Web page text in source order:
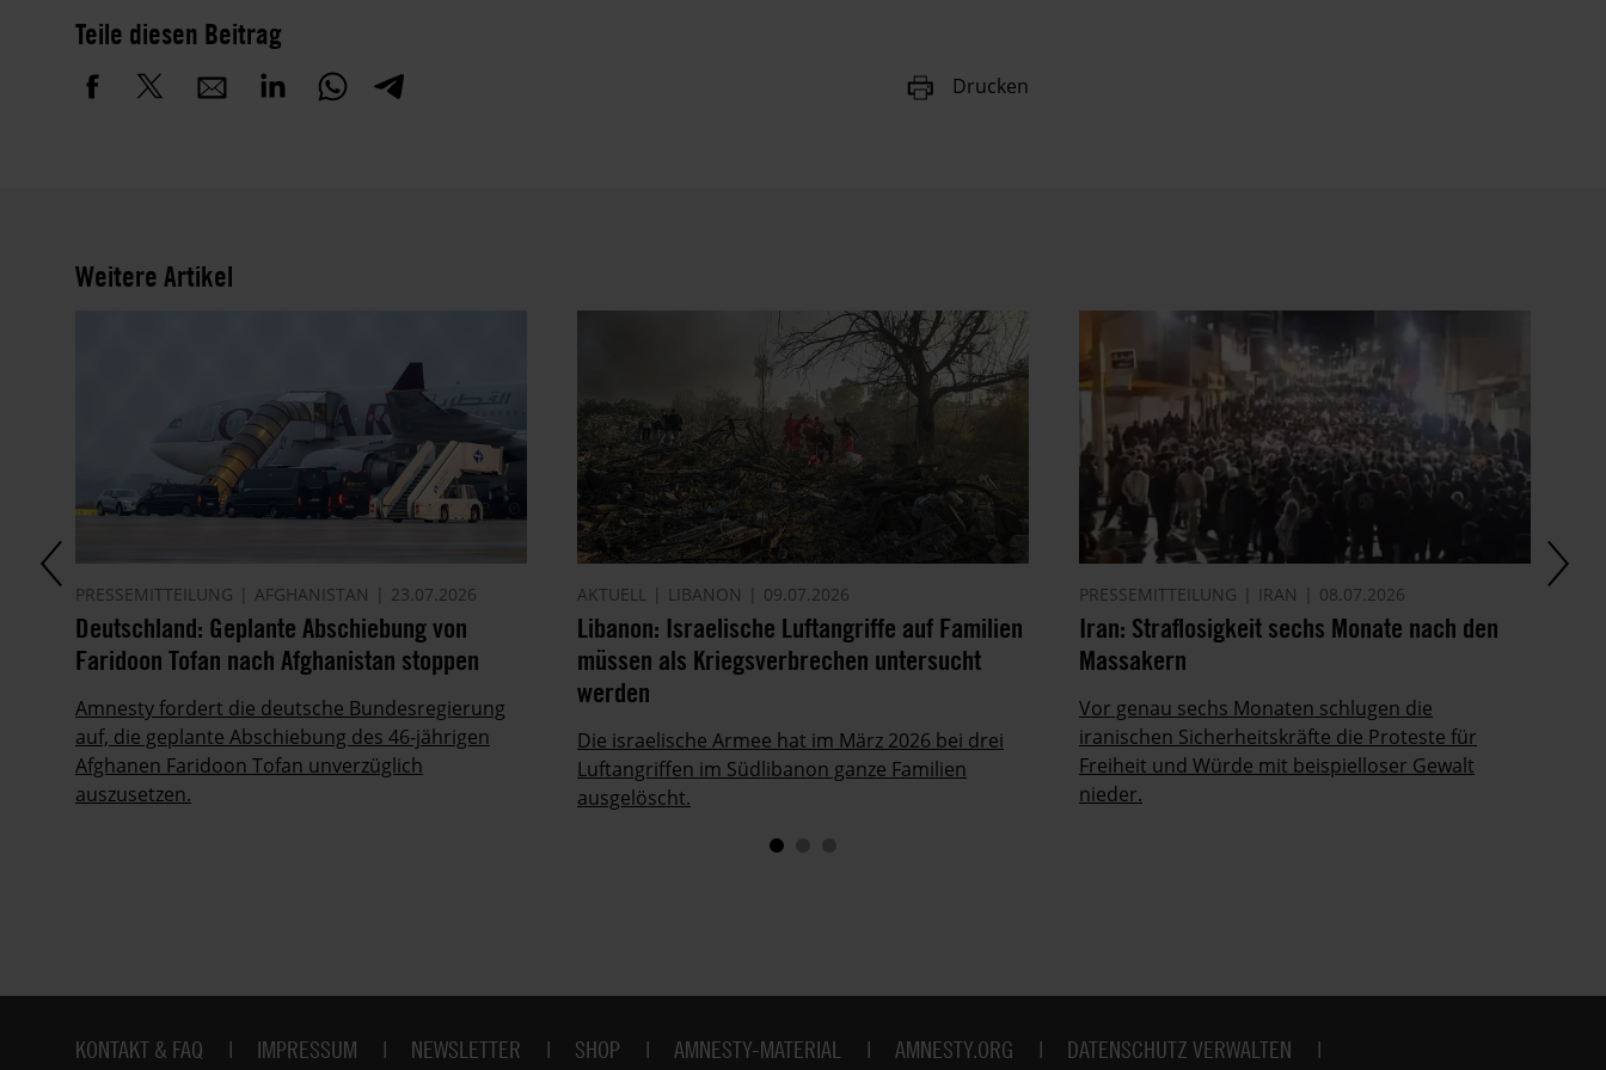
Teile diesen Beitrag
Drucken
Weitere Artikel
PRESSEMITTEILUNG AFGHANISTAN 23.07.2026
Deutschland: Geplante Abschiebung von
Faridoon Tofan nach Afghanistan stoppen
Amnesty fordert die deutsche Bundesregierung
auf, die geplante Abschiebung des 46-jährigen
Afghanen Faridoon Tofan unverzüglich
auszusetzen.
AKTUELL LIBANON 09.07.2026
Libanon: Israelische Luftangriffe auf Familien
müssen als Kriegsverbrechen untersucht
werden
Die israelische Armee hat im März 2026 bei drei
Luftangriffen im Südlibanon ganze Familien
ausgelöscht.
PRESSEMITTEILUNG IRAN 08.07.2026
Iran: Straflosigkeit sechs Monate nach den
Massakern
Vor genau sechs Monaten schlugen die
iranischen Sicherheitskräfte die Proteste für
Freiheit und Würde mit beispielloser Gewalt
nieder.
Fußbereich
KONTAKT & FAQ IMPRESSUM NEWSLETTER SHOP AMNESTY-MATERIAL AMNESTY.ORG DATENSCHUTZ VERWALTEN